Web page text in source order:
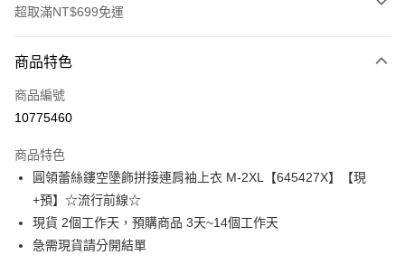
超取滿NT$699免運
信用卡一次付款
超商取貨付款
Apple Pay
街口支付
悠遊付
商品特色
商品編號
10775460
商品特色
圓領蕾絲鏤空墬飾拼接連肩袖上衣 M-2XL【645427X】【現
+預】☆流行前線☆
現貨 2個工作天，預購商品 3天~14個工作天
急需現貨請分開結單